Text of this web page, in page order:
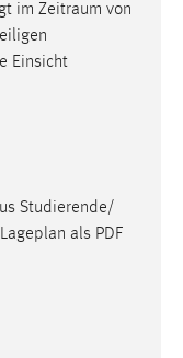
im Zeitraum von
Einsicht
Studierende/
als PDF